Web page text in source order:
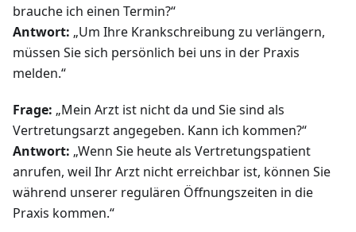
brauche ich einen Termin?“
Antwort: „Um Ihre Krankschreibung zu verlängern,
müssen Sie sich persönlich bei uns in der Praxis
melden.“
Frage: „Mein Arzt ist nicht da und Sie sind als
Vertretungsarzt angegeben. Kann ich kommen?“
Antwort: „Wenn Sie heute als Vertretungspatient
anrufen, weil Ihr Arzt nicht erreichbar ist, können Sie
während unserer regulären Öffnungszeiten in die
Praxis kommen.“